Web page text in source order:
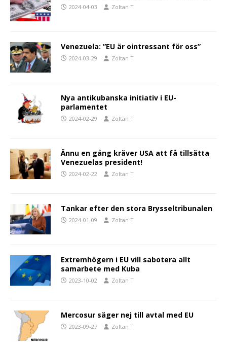
2024-04-03 Zoltan T
Venezuela: ”EU är ointressant för oss”
2024-03-29 Zoltan T
Nya antikubanska initiativ i EU-
parlamentet
2024-02-29 Zoltan T
Ännu en gång kräver USA att få tillsätta
Venezuelas president!
2024-02-22 Zoltan T
Tankar efter den stora Brysseltribunalen
2024-01-09 Zoltan T
Extremhögern i EU vill sabotera allt
samarbete med Kuba
2023-10-02 Zoltan T
Mercosur säger nej till avtal med EU
2023-09-27 Zoltan T